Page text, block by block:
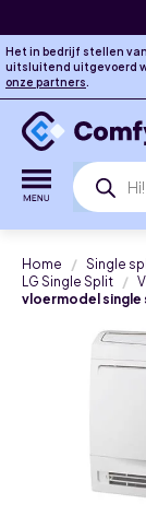
Het in bedrijf stellen
uitsluitend uitgevoerd
onze partners.
zoeken
Home
Single
LG Single Split
vloermodel single